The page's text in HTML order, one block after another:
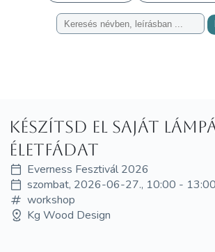
Készítsd el saját
életfádat
Everness Fesztivál 2026
szombat, 2026-06-27., 10:00 - 13:00
workshop
Kg Wood Design